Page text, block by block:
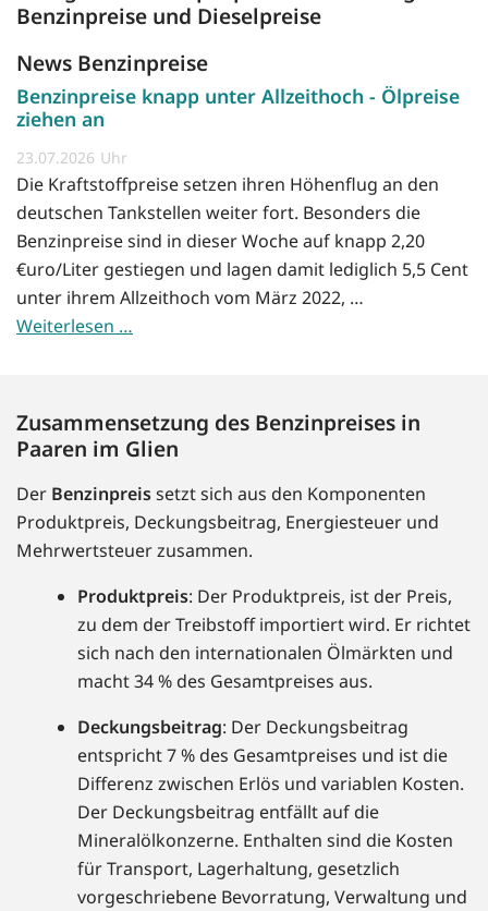
Benzinpreise und Dieselpreise
News Benzinpreise
Benzinpreise knapp unter Allzeithoch - Ölpreise
ziehen an
23.07.2026
Die Kraftstoffpreise setzen ihren Höhenflug an den
deutschen Tankstellen weiter fort. Besonders die
Benzinpreise sind in dieser Woche auf knapp 2,20
€uro/Liter gestiegen und lagen damit lediglich 5,5 Cent
unter ihrem Allzeithoch vom März 2022, …
Weiterlesen …
Zusammensetzung des Benzinpreises in
Paaren im Glien
Der Benzinpreissetzt sich aus den Komponenten
Produktpreis, Deckungsbeitrag, Energiesteuer und
Mehrwertsteuer zusammen.
Produktpreis: Der Produktpreis, ist der Preis,
zu dem der Treibstoff importiert wird. Er richtet
sich nach den internationalen Ölmärkten und
macht 34 % des Gesamtpreises aus.
Deckungsbeitrag: Der Deckungsbeitrag
entspricht 7 % des Gesamtpreises und ist die
Differenz zwischen Erlös und variablen Kosten.
Der Deckungsbeitrag entfällt auf die
Mineralölkonzerne. Enthalten sind die Kosten
für Transport, Lagerhaltung, gesetzlich
vorgeschriebene Bevorratung, Verwaltung und